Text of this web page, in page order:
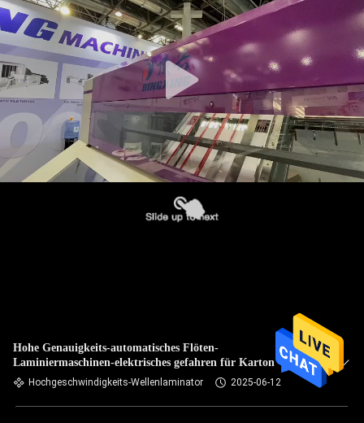
Hohe Genauigkeits-automatisches Flöten-
Laminiermaschinen-elektrisches gefahren für Karton
Hochgeschwindigkeits-Wellenlaminator 2025-06-12